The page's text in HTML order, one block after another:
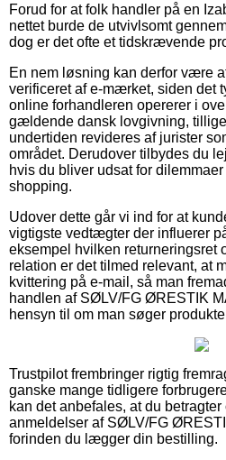
Forud for at folk handler på en
nettet burde de utvivlsomt
dog er det ofte et tidskrævende
En nem løsning kan derfor være
verificeret af e-mærket, siden det
online forhandleren opererer i
gældende dansk lovgivning,
undertiden revideres af jurister
området. Derudover tilbydes du
hvis du bliver udsat for
shopping.
Udover dette går vi ind for at
vigtigste vedtægter der influerer
eksempel hvilken returneringsret
relation er det tilmed relevant, at
kvittering på e-mail, så man
handlen af SØLV/FG ØRESTIK
hensyn til om man søger
Trustpilot frembringer rigtig
ganske mange tidligere
kan det anbefales, at du
anmeldelser af SØLV/FG
forinden du lægger din bestilling.